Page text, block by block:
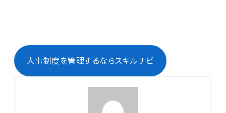
人事制度を管理するならスキルナビ